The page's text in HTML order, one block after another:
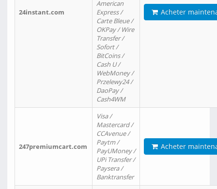
24instant.com
American
Express /
Carte Bleue /
OKPay / Wire
Transfer /
Sofort /
BitCoins /
Cash U /
WebMoney /
Przelewy24 /
DaoPay /
Cash4WM
Acheter
247premiumcart.com
Visa /
Mastercard /
CCAvenue /
Paytm /
PayUMoney /
UPi Transfer /
Paysera /
Banktransfer
Acheter